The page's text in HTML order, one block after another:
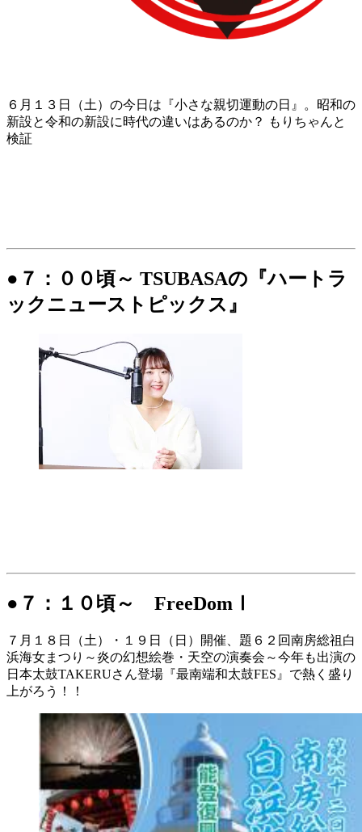
６月１３日（土）の今日は『小さな親切運動の日』。昭和の
新設と令和の新設に時代の違いはあるのか？ もりちゃんと
検証
●７：００頃～ TSUBASAの『ハートラ
ックニューストピックス』
●７：１０頃～ FreeDomⅠ
７月１８日（土）・１９日（日）開催、題６２回南房総祖白
浜海女まつり～炎の幻想絵巻・天空の演奏会～今年も出演の
日本太鼓TAKERUさん登場『最南端和太鼓FES』で熱く盛り
上がろう！！